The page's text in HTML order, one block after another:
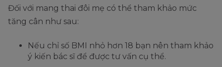
Đối với mang thai đôi mẹ có thể tham khảo mức
tăng cân như sau:
Nếu chỉ số BMI nhỏ hơn 18 bạn nên tham khảo
ý kiến bác sĩ để được tư vấn cụ thể.